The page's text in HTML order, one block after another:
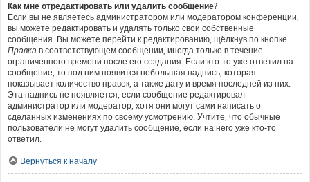
Как мне отредактировать или удалить сообщение?
Если вы не являетесь администратором или модератором конференции,
вы можете редактировать и удалять только свои собственные
сообщения. Вы можете перейти к редактированию, щёлкнув по кнопке
Правка в соответствующем сообщении, иногда только в течение
ограниченного времени после его создания. Если кто-то уже ответил на
сообщение, то под ним появится небольшая надпись, которая
показывает количество правок, а также дату и время последней из них.
Эта надпись не появляется, если сообщение редактировал
администратор или модератор, хотя они могут сами написать о
сделанных изменениях по своему усмотрению. Учтите, что обычные
пользователи не могут удалить сообщение, если на него уже кто-то
ответил.
Вернуться к началу